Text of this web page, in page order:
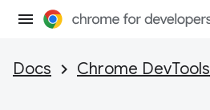
Docs Chrome DevTools